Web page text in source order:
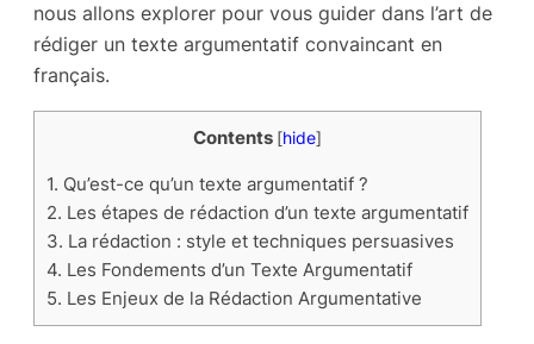
nous allons explorer pour vous guider dans l’art de
rédiger un texte argumentatif convaincant en
français.
Contents [hide]
1. Qu’est-ce qu’un texte argumentatif ?
2. Les étapes de rédaction d’un texte argumentatif
3. La rédaction : style et techniques persuasives
4. Les Fondements d’un Texte Argumentatif
5. Les Enjeux de la Rédaction Argumentative